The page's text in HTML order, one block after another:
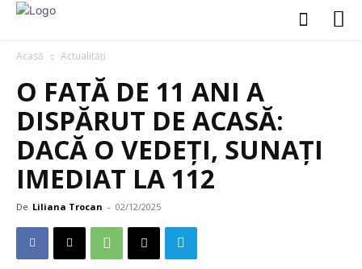
Acasă Actualități
O FATĂ DE 11 ANI A
DISPĂRUT DE ACASĂ:
DACĂ O VEDEȚI, SUNAȚI
IMEDIAT LA 112
De Liliana Trocan - 02/12/2025